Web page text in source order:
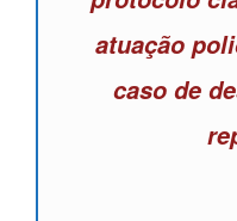
atuação
caso de